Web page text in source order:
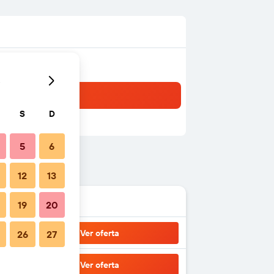
Ver oferta
Ver oferta
S D
5 6
12 13
19 20
26 27